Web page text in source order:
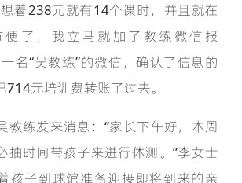
着238元就有14个课时，并且就在
便了，我立马就加了教练微信报
名“吴教练”的微信，确认了信息的
元培训费转账了过去。
练发来消息：“家长下午好，本周
抽时间带孩子来进行体测。”李女士
孩子到球馆准备迎接即将到来的亲